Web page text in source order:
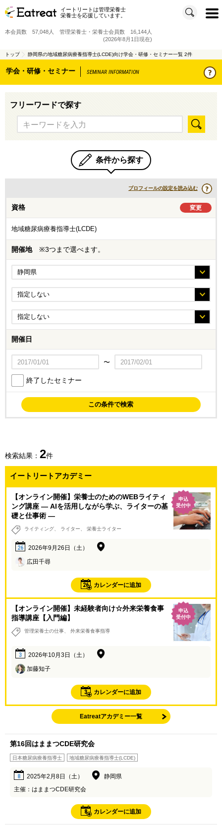
イートリートは管理栄養士
栄養士を応援しています。
t
o
i
a
i
o
本会員数 57,048人 管理栄養士・栄養士会員数 16,144人
(2026年8月1日現在)
トップ 静岡県の地域糖尿病療養指導士(LCDE)向け学会・研修・セミナー一覧 2件
学会・研修・セミナー SEMINAR INFORMATION
フリーワードで探す
条件から探す
プロフィールの設定を読み込む
資格 変更
地域糖尿病療養指導士(LCDE)
開催地 ※3つまで選べます。
開催日
〜
終了したセミナー
検索結果： 2件
イートリートアカデミー
【オンライン開催】栄養士のためのWEBライティ
ング講座 ― AIを活用しながら学ぶ、ライターの基
礎と仕事術 ―
ライティング ライター 栄養士ライター
申込
受付中
26
2026年9月26日（土）
広田千尋
26 カレンダーに追加
【オンライン開催】未経験者向け☆外来栄養食事
指導講座【入門編】
管理栄養士の仕事 外来栄養食事指導
申込
受付中
3
2026年10月3日（土）
加藤知子
3 カレンダーに追加
Eatreatアカデミー一覧
第16回はままつCDE研究会
日本糖尿病療養指導士 地域糖尿病療養指導士(LCDE)
8 2025年2月8日（土）
静岡県
主催：はままつCDE研究会
8 カレンダーに追加